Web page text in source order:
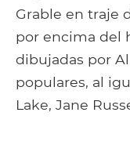
Grable en traje
por encima del
dibujadas por
populares, al
Lake, Jane